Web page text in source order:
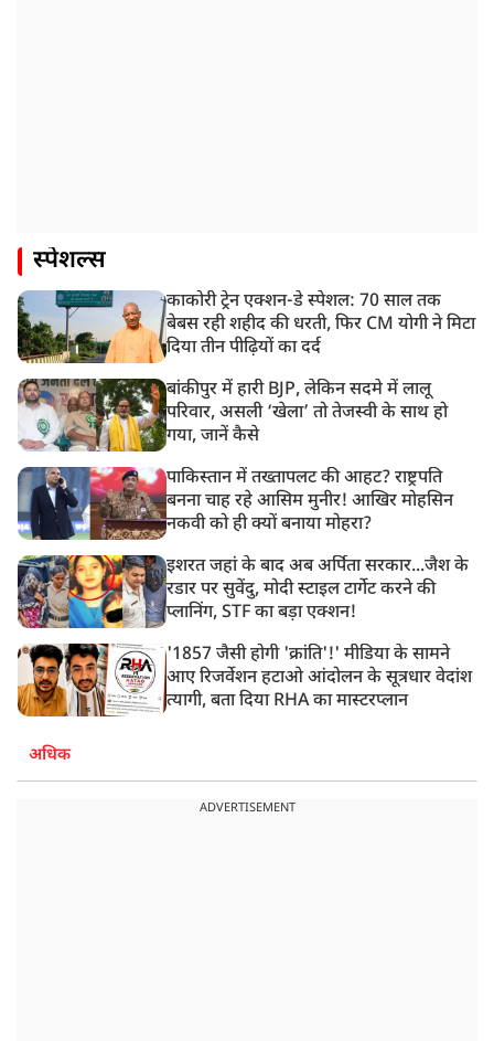
स्पेशल्स
काकोरी ट्रेन एक्शन-डे स्पेशल: 70 साल तक
बेबस रही शहीद की धरती, फिर CM योगी ने मिटा
दिया तीन पीढ़ियों का दर्द
बांकीपुर में हारी BJP, लेकिन सदमे में लालू
परिवार, असली ‘खेला’ तो तेजस्वी के साथ हो
गया, जानें कैसे
पाकिस्तान में तख्तापलट की आहट? राष्ट्रपति
बनना चाह रहे आसिम मुनीर! आखिर मोहसिन
नकवी को ही क्यों बनाया मोहरा?
इशरत जहां के बाद अब अर्पिता सरकार...जैश के
रडार पर सुवेंदु, मोदी स्टाइल टार्गेट करने की
प्लानिंग, STF का बड़ा एक्शन!
'1857 जैसी होगी 'क्रांति'!' मीडिया के सामने
आए रिजर्वेशन हटाओ आंदोलन के सूत्रधार वेदांश
त्यागी, बता दिया RHA का मास्टरप्लान
अधिक
ADVERTISEMENT